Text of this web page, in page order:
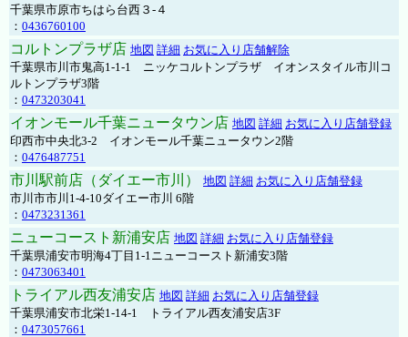
千葉県市原市ちはら台西３-４
： 0436760100
コルトンプラザ店 地図 詳細 お気に入り店舗解除
千葉県市川市鬼高1-1-1 ニッケコルトンプラザ イオンスタイル市川コ
ルトンプラザ3階
： 0473203041
イオンモール千葉ニュータウン店 地図 詳細 お気に入り店舗登録
印西市中央北3-2 イオンモール千葉ニュータウン2階
： 0476487751
市川駅前店（ダイエー市川） 地図 詳細 お気に入り店舗登録
市川市市川1-4-10ダイエー市川 6階
： 0473231361
ニューコースト新浦安店 地図 詳細 お気に入り店舗登録
千葉県浦安市明海4丁目1-1ニューコースト新浦安3階
： 0473063401
トライアル西友浦安店 地図 詳細 お気に入り店舗登録
千葉県浦安市北栄1-14-1 トライアル西友浦安店3F
： 0473057661